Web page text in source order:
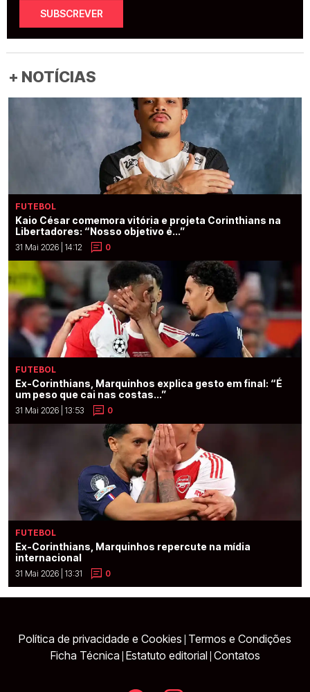
SUBSCREVER
+ NOTÍCIAS
FUTEBOL
Kaio César comemora vitória e projeta Corinthians na
Libertadores: “Nosso objetivo é...”
31 Mai 2026 | 14:12 0
FUTEBOL
Ex-Corinthians, Marquinhos explica gesto em final: “É
um peso que cai nas costas...”
31 Mai 2026 | 13:53 0
FUTEBOL
Ex-Corinthians, Marquinhos repercute na mídia
internacional
31 Mai 2026 | 13:31 0
Política de privacidade e Cookies Termos e Condições
Ficha Técnica Estatuto editorial Contatos